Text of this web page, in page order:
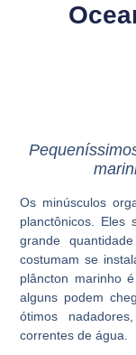
Os minúsculos
planctônicos. Eles
grande
costumam se
plâncton marinho
alguns podem
ótimos
correntes de água.